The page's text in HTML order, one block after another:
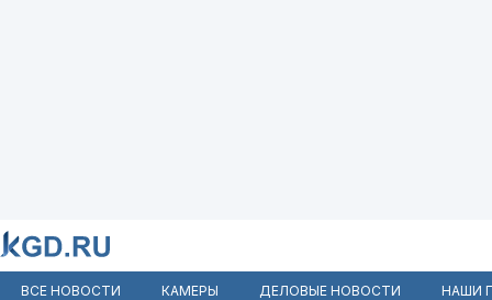
ВСЕ НОВОСТИ КАМЕРЫ ДЕЛОВЫЕ НОВОСТИ НАШИ